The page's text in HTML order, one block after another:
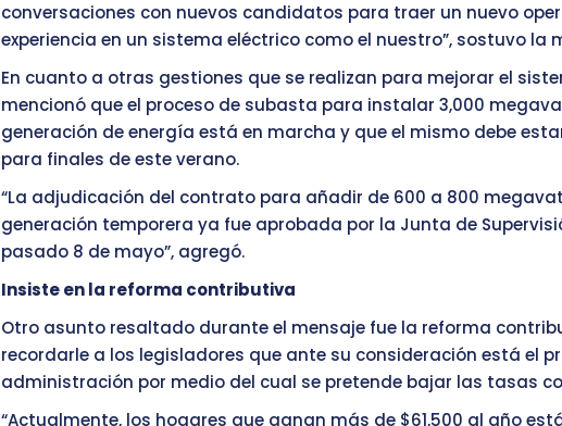
conversaciones con nuevos candidatos para traer un nuevo
experiencia en un sistema eléctrico como el nuestro”, sostuvo la
En cuanto a otras gestiones que se realizan para mejorar el
mencionó que el proceso de subasta para instalar 3,000
generación de energía está en marcha y que el mismo debe
para finales de este verano.
“La adjudicación del contrato para añadir de 600 a 800
generación temporera ya fue aprobada por la Junta de
pasado 8 de mayo”, agregó.
Insiste en la reforma contributiva
Otro asunto resaltado durante el mensaje fue la reforma
recordarle a los legisladores que ante su consideración está el
administración por medio del cual se pretende bajar las tasas
“Actualmente, los hogares que ganan más de $61,500 al año